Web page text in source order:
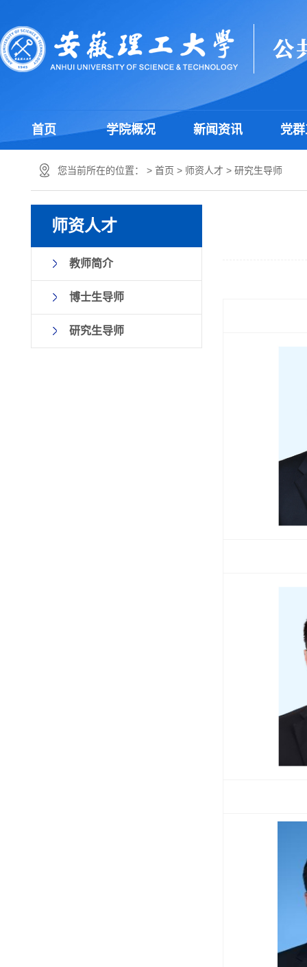
首页 学院概况 新闻资讯 党
您当前所在的位置： > 首页 > 师资人才 > 研究生导师
师资人才
教师简介
博士生导师
研究生导师